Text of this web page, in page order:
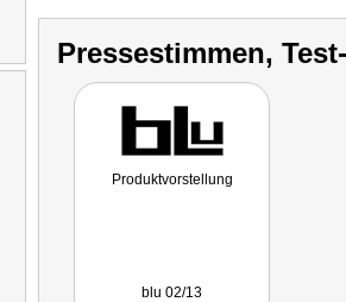
Pressestimmen,
Produktvorstellung
blu 02/13